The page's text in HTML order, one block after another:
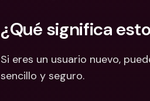
¿Qué significa
Si eres un usuario nuevo,
sencillo y seguro.